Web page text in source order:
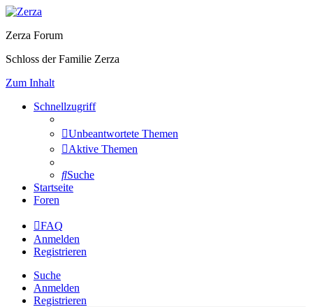
Zerza Forum
Schloss der Familie Zerza
Zum Inhalt
Schnellzugriff
Unbeantwortete Themen
Aktive Themen
Suche
Startseite
Foren
FAQ
Anmelden
Registrieren
Suche
Anmelden
Registrieren